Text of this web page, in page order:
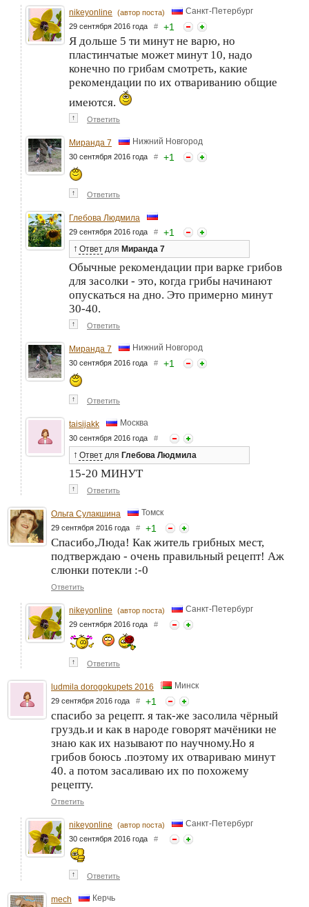
nikeyonline (автор поста) Санкт-Петербург
29 сентября 2016 года # +1
Я дольше 5 ти минут не варю, но
пластинчатые может минут 10, надо
конечно по грибам смотреть, какие
рекомендации по их отвариванию общие
имеются.
↑ Ответить
Миранда 7 Нижний Новгород
30 сентября 2016 года # +1
↑ Ответить
Глебова Людмила
29 сентября 2016 года # +1
↑ Ответ для Миранда 7
Обычные рекомендации при варке грибов
для засолки - это, когда грибы начинают
опускаться на дно. Это примерно минут
30-40.
↑ Ответить
Миранда 7 Нижний Новгород
30 сентября 2016 года # +1
↑ Ответить
taisijakk Москва
30 сентября 2016 года #
↑ Ответ для Глебова Людмила
15-20 МИНУТ
↑ Ответить
Ольга Сулакшина Томск
29 сентября 2016 года # +1
Спасибо,Люда! Как житель грибных мест,
подтверждаю - очень правильный рецепт! Аж
слюнки потекли :-0
Ответить
nikeyonline (автор поста) Санкт-Петербург
29 сентября 2016 года #
↑ Ответить
ludmila dorogokupets 2016 Минск
29 сентября 2016 года # +1
спасибо за рецепт. я так-же засолила чёрный
груздь.и и как в народе говорят мачёники не
знаю как их называют по научному.Но я
грибов боюсь .поэтому их отвариваю минут
40. а потом засаливаю их по похожему
рецепту.
Ответить
nikeyonline (автор поста) Санкт-Петербург
30 сентября 2016 года #
↑ Ответить
mech Керчь